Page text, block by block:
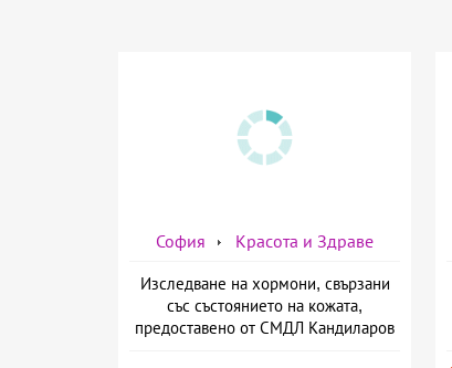
София Красота и Здраве
Изследване на хормони, свързани
със състоянието на кожата,
предоставено от СМДЛ Кандиларов